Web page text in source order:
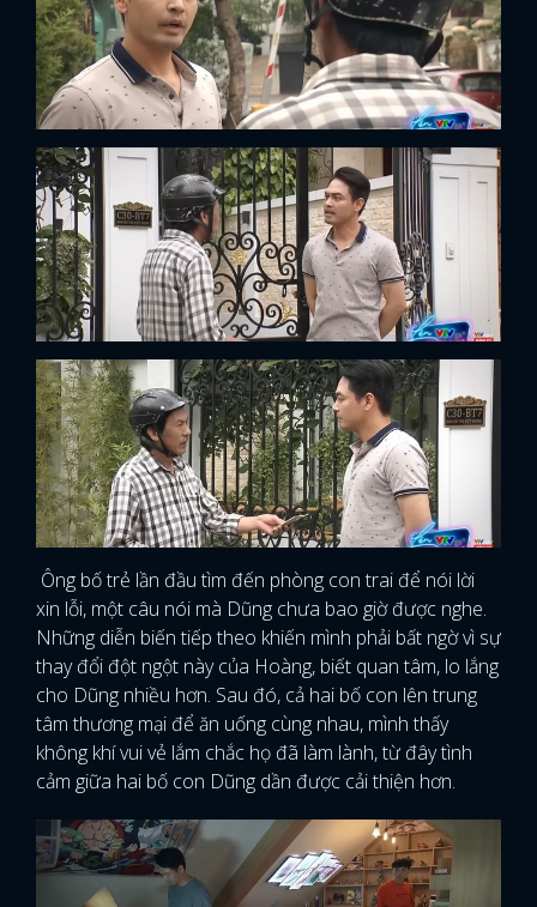
Ông bố trẻ lần đầu tìm đến phòng con trai để nói lời
xin lỗi, một câu nói mà Dũng chưa bao giờ được nghe.
Những diễn biến tiếp theo khiến mình phải bất ngờ vì sự
thay đổi đột ngột này của Hoàng, biết quan tâm, lo lắng
cho Dũng nhiều hơn. Sau đó, cả hai bố con lên trung
tâm thương mại để ăn uống cùng nhau, mình thấy
không khí vui vẻ lắm chắc họ đã làm lành, từ đây tình
cảm giữa hai bố con Dũng dần được cải thiện hơn.